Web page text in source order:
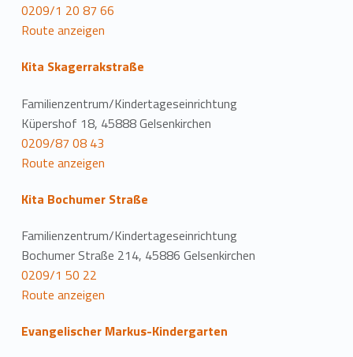
0209/1 20 87 66
Route anzeigen
Kita Skagerrakstraße
Familienzentrum/Kindertageseinrichtung
Küpershof 18, 45888 Gelsenkirchen
0209/87 08 43
Route anzeigen
Kita Bochumer Straße
Familienzentrum/Kindertageseinrichtung
Bochumer Straße 214, 45886 Gelsenkirchen
0209/1 50 22
Route anzeigen
Evangelischer Markus-Kindergarten